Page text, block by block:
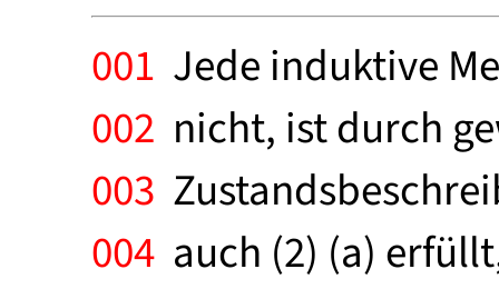
001 Jede induktive
002 nicht, ist durch
003
004 auch (2) (a)